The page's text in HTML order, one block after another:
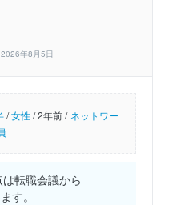
年8月5日
/女性/2年前 / ネットワー
転職会議から
す。